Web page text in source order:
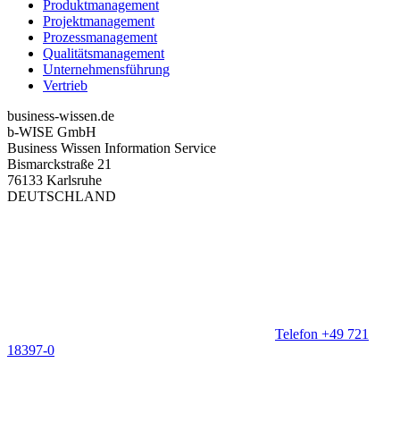
Produktmanagement
Projektmanagement
Prozessmanagement
Qualitätsmanagement
Unternehmensführung
Vertrieb
business-wissen.de
b-WISE GmbH
Business Wissen Information Service
Bismarckstraße 21
76133 Karlsruhe
DEUTSCHLAND
Telefon +49 721
18397-0